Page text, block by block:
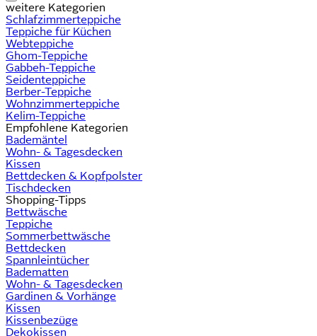
weitere Kategorien
Schlafzimmerteppiche
Teppiche für Küchen
Webteppiche
Ghom-Teppiche
Gabbeh-Teppiche
Seidenteppiche
Berber-Teppiche
Wohnzimmerteppiche
Kelim-Teppiche
Empfohlene Kategorien
Bademäntel
Wohn- & Tagesdecken
Kissen
Bettdecken & Kopfpolster
Tischdecken
Shopping-Tipps
Bettwäsche
Teppiche
Sommerbettwäsche
Bettdecken
Spannleintücher
Badematten
Wohn- & Tagesdecken
Gardinen & Vorhänge
Kissen
Kissenbezüge
Dekokissen